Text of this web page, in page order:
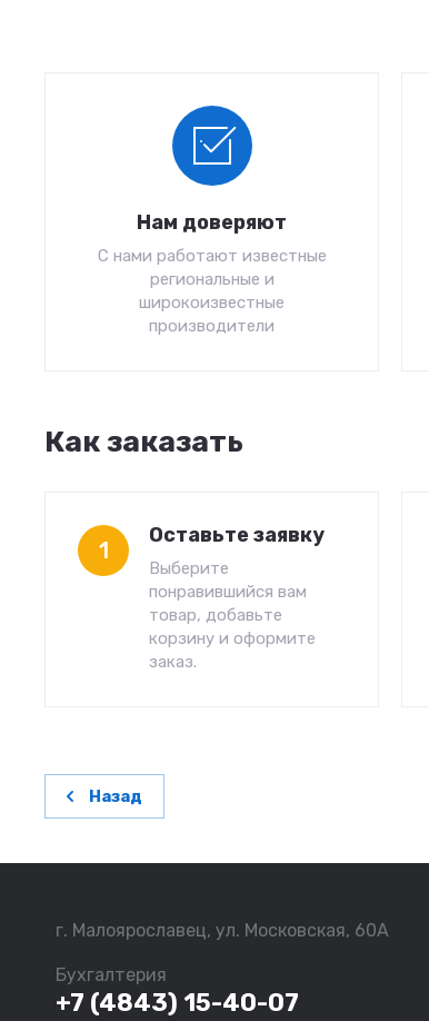
Нам доверяют
С нами работают известные
региональные и
широкоизвестные
производители
Как заказать
1
Оставьте заявку
Выберите
понравившийся вам
товар, добавьте
корзину и оформите
заказ.
Назад
г. Малоярославец, ул. Московская, 60А
Бухгалтерия
+7 (4843) 15-40-07